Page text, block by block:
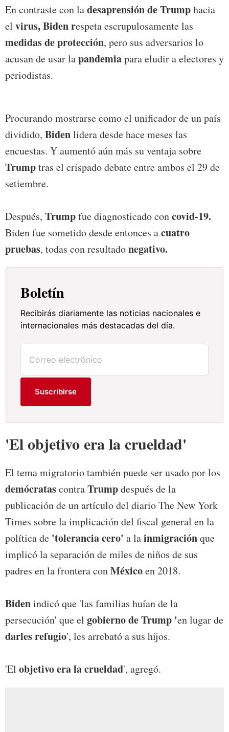
En contraste con ladesaprensión de Trumphacia
el virus, Biden respeta escrupulosamente las
medidas de protección, pero sus adversarios lo
acusan de usar lapandemiapara eludir a electores y
periodistas.
Procurando mostrarse como el unificador de un país
dividido, Bidenlidera desde hace meses las
encuestas. Y aumentó aún más su ventaja sobre
Trumptras el crispado debate entre ambos el 29 de
setiembre.
Después, Trumpfue diagnosticado concovid-19.
Biden fue sometido desde entonces acuatro
pruebas, todas con resultadonegativo.
Boletín
Recibirás diariamente las noticias nacionales e
internacionales más destacadas del día.
Suscribirse
'El objetivo era la crueldad'
El tema migratorio también puede ser usado por los
demócratascontraTrumpdespués de la
publicación de un artículo del diario The New York
Times sobre la implicación del fiscal general en la
política de 'tolerancia cero' a lainmigraciónque
implicó la separación de miles de niños de sus
padres en la frontera conMéxicoen 2018.
Bidenindicó que 'las familias huían de la
persecución' que el gobierno de Trump 'en lugar de
darles refugio', les arrebató a sus hijos.
'El objetivo era la crueldad', agregó.